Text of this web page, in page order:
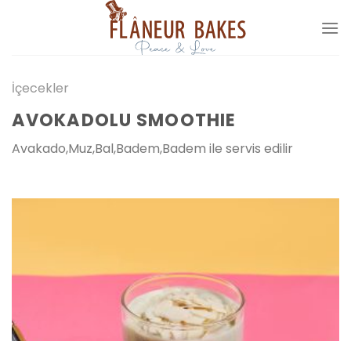
İçecekler
AVOKADOLU SMOOTHIE
Avakado,Muz,Bal,Badem,Badem ile servis edilir